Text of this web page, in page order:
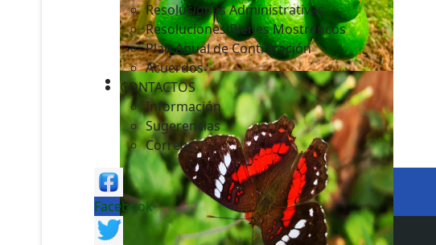
Resoluciones Administrativas
Resoluciones Bienes Mostrencos
Plan Anual de Contratación
Acuerdos
CONTACTOS
Información
Sugerencias
Correos
Facebook